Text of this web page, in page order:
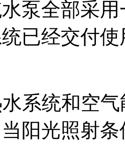
泵全部采
已经交付
系统和空
阳光照射